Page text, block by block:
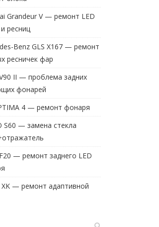
Grandeur V — ремонт LED
ресниц
Benz GLS X167 — ремонт
ресничек фар
II — проблема задних
фонарей
4 — ремонт фонаря
S60 — замена стекла
— ремонт заднего LED
XK — ремонт адаптивной